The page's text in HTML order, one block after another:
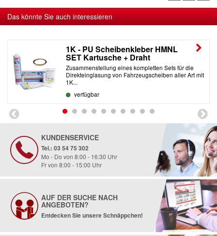
Das könnte Sie auch interessieren
1K - PU Scheibenkleber HMNL
SET Kartusche + Draht
Zusammenstellung eines kompletten Sets für die
Direkteinglasung von Fahrzeugscheiben aller Art mit
1K...
verfügbar
KUNDENSERVICE
Tel.: 03 54 75 302
Mo - Do von 8:00 - 16:30 Uhr
Fr von 8:00 - 15:00 Uhr
AUF DER SUCHE NACH
ANGEBOTEN?
Entdecken Sie unsere Schnäppchen!